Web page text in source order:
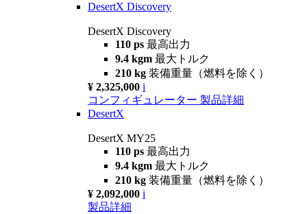
DesertX Discovery
DesertX Discovery
110 ps 最高出力
9.4 kgm 最大トルク
210 kg 装備重量（燃料を除く）
¥ 2,325,000 i
コンフィギュレーター 製品詳細
DesertX
DesertX MY25
110 ps 最高出力
9.4 kgm 最大トルク
210 kg 装備重量（燃料を除く）
¥ 2,092,000 i
製品詳細